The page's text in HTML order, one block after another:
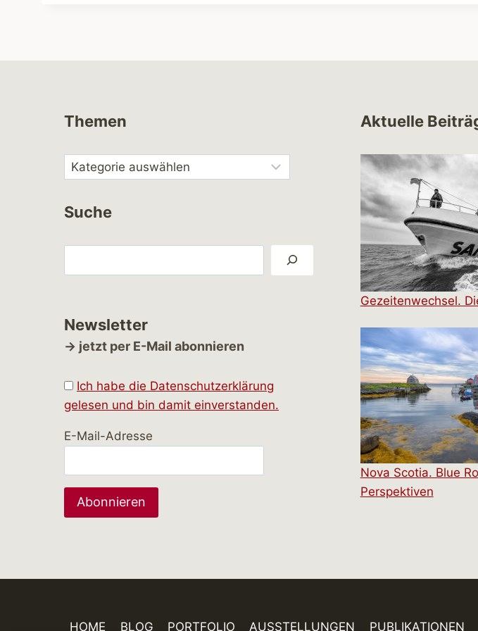
Themen
Suche
Newsletter
→ jetzt per E-Mail abonnieren
Ich habe die Datenschutzerklärung
gelesen und bin damit einverstanden.
E-Mail-Adresse
Aktuelle
Gezeitenwechsel.
Nova Scotia. Blue
Perspektiven
HOME BLOG PORTFOLIO AUSSTELLUNGEN PUBLIKATIONEN